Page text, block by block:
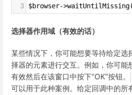
3
$browser-
选择器作用域（有效的话）
某些情况下，你可能想要等待给定选
择器的元素进行交互。例如，你可能
有效然后在该窗口中按下“OK”按钮。
可以用于此种案例。给定回调中的所